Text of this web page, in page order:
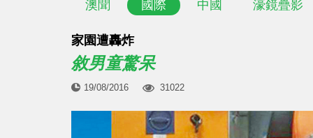
澳聞 國際 中國 濠鏡疊影
家園遭轟炸
敘男童驚呆
19/08/2016 31022